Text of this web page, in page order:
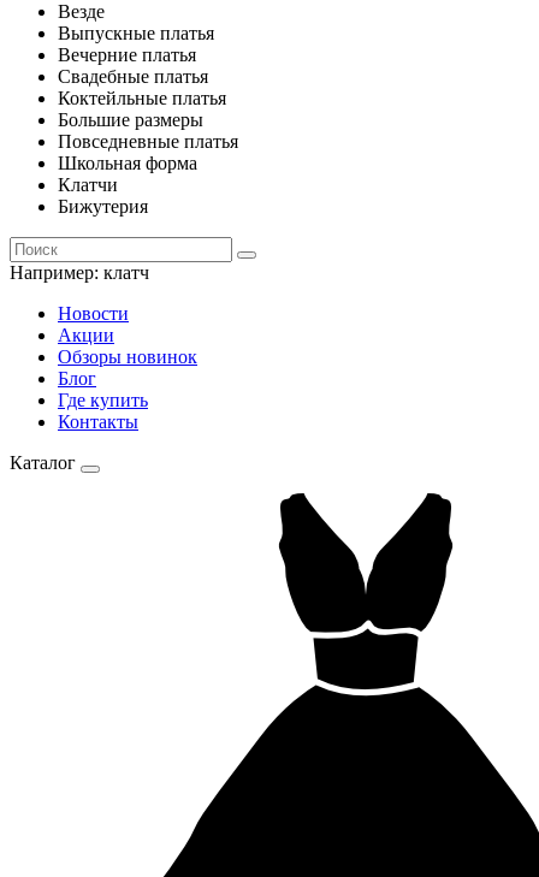
Везде
Выпускные платья
Вечерние платья
Свадебные платья
Коктейльные платья
Большие размеры
Повседневные платья
Школьная форма
Клатчи
Бижутерия
Например: клатч
Новости
Акции
Обзоры новинок
Блог
Где купить
Контакты
Каталог